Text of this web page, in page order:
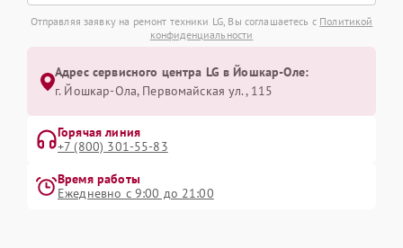
Отправляя заявку на ремонт техники LG, Вы соглашаетесь с Политикой
конфиденциальности
Адрес сервисного центра LG в Йошкар-Оле:
г. Йошкар-Ола, Первомайская ул., 115
Горячая линия
+7 (800) 301-55-83
Время работы
Ежедневно с 9:00 до 21:00